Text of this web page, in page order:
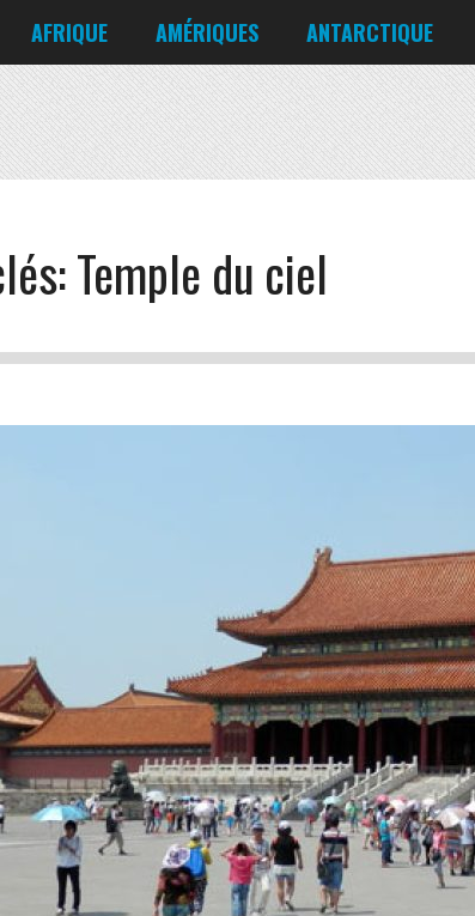
AFRIQUE
Égypte
Kenya
AMÉRIQUES
Canada
Chili
États-Unis
Mexique
Nicaragua
ANTARCTIQUE
Temple du ciel